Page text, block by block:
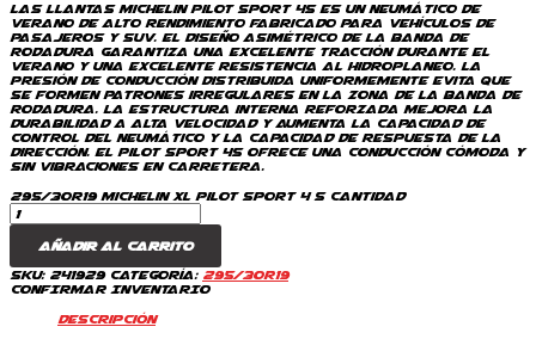
Las llantas Michelin Pilot Sport 4S es un neumático de
verano de alto rendimiento fabricado para vehículos de
pasajeros y SUV. El diseño asimétrico de la banda de
rodadura garantiza una excelente tracción durante el
verano y una excelente resistencia al hidroplaneo. La
presión de conducción distribuida uniformemente evita que
se formen patrones irregulares en la zona de la banda de
rodadura. La estructura interna reforzada mejora la
durabilidad a alta velocidad y aumenta la capacidad de
control del neumático y la capacidad de respuesta de la
dirección. El Pilot Sport 4S ofrece una conducción cómoda y
sin vibraciones en carretera.
295/30R19 Michelin XL Pilot Sport 4 S cantidad
Añadir al carrito
SKU: 241929 Categoría: 295/30R19
CONFIRMAR INVENTARIO
Descripción